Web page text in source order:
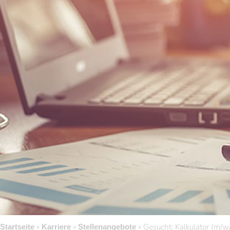
Startseite » Karriere » Stellenangebote » Gesucht: Kalkulator (m/